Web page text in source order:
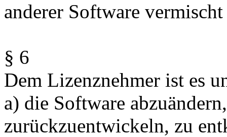
anderer Software
§ 6
Dem Lizenznehmer ist es
a) die Software
zurückzuentwickeln, zu